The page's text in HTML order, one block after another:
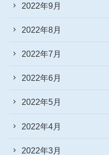
2022年9月
2022年8月
2022年7月
2022年6月
2022年5月
2022年4月
2022年3月